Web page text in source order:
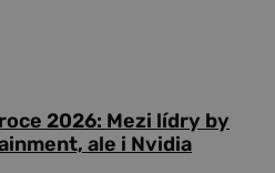
2026: Mezi lídry by
ale i Nvidia